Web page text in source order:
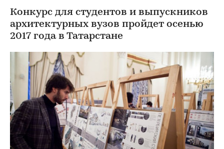
Конкурс для студентов и выпускников
архитектурных вузов пройдет осенью
2017 года в Татарстане